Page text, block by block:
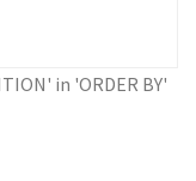
in 'ORDER BY'